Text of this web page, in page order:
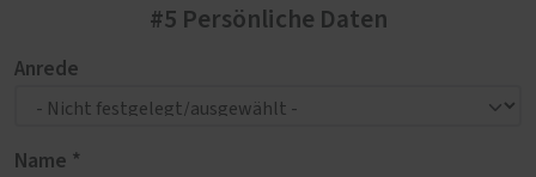
#5 Persönliche Daten
Anrede
Name *